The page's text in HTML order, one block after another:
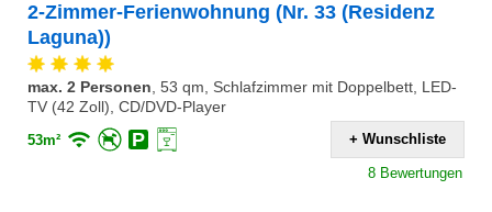
2-Zimmer-Ferienwohnung (Nr. 33 (Residenz
Laguna))
max. 2 Personen, 53 qm, Schlafzimmer mit Doppelbett, LED-
TV (42 Zoll), CD/DVD-Player
53m² + Wunschliste
8 Bewertungen